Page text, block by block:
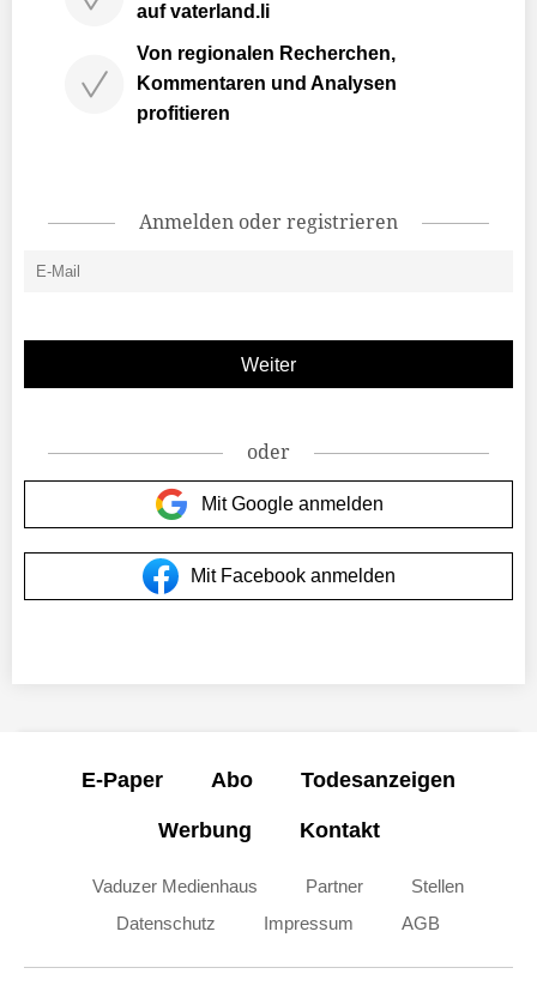
auf vaterland.li
Von regionalen Recherchen,
Kommentaren und Analysen
profitieren
Anmelden oder registrieren
oder
Mit Google anmelden
Mit Facebook anmelden
E-Paper Abo Todesanzeigen
Werbung Kontakt
Vaduzer Medienhaus Partner
Stellen
Datenschutz
Impressum AGB